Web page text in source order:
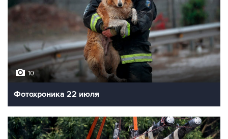
10
Фотохроника 22 июля